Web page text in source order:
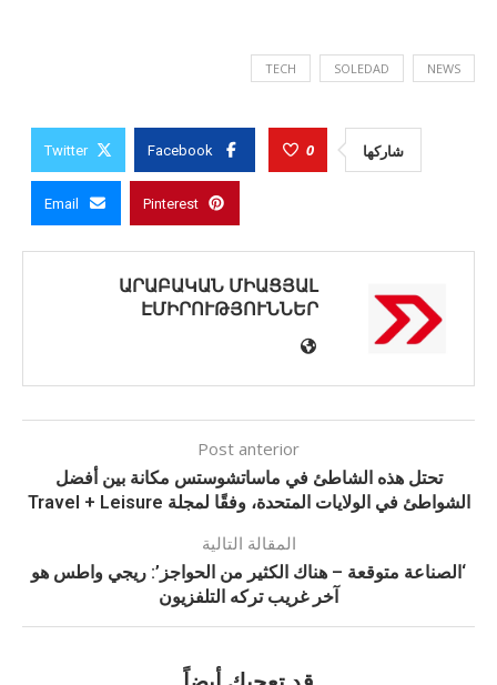
NEWS
SOLEDAD
TECH
شاركها 0
Facebook
Twitter
Pinterest
Email
ԱՐԱԲԱԿԱՆ ՄԻԱՑՅԱԼ
ԷՄԻՐՈՒԹՅՈՒՆՆԵՐ
Post anterior
تحتل هذه الشاطئ في ماساتشوستس مكانة بين أفضل
الشواطئ في الولايات المتحدة، وفقًا لمجلة Travel + Leisure
المقالة التالية
‘الصناعة متوقعة – هناك الكثير من الحواجز’: ريجي واطس هو
آخر غريب تركه التلفزيون